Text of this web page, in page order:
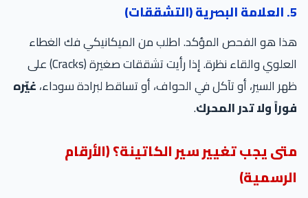
5. العلامة البصرية (التشققات)
هذا هو الفحص المؤكد. اطلب من الميكانيكي فك الغطاء
العلوي والقاء نظرة. إذا رأيت تشققات صغيرة (Cracks) على
ظهر السير، أو تآكل في الحواف، أو تساقط لبرادة سوداء،غيّره
فوراً ولا تدر المحرك.
متى يجب تغيير سير الكاتينة؟ (الأرقام
الرسمية)